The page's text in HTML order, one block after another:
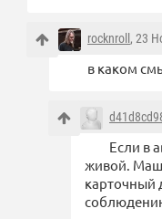
rocknroll , 23
в каком
Если в
живой.
карточный